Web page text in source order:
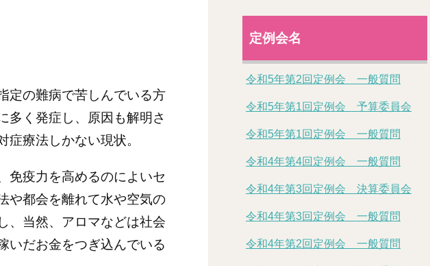
定の難病で苦しんでいる方
多く発症し、原因も解明さ
療法しかない現状。
免疫力を高めるのによいセ
や都会を離れて水や空気の
、当然、アロマなどは社会
いだお金をつぎ込んでいる
定例会名
令和5年第2回定例会 一般質問
令和5年第1回定例会 予算委員会
令和5年第1回定例会 一般質問
令和4年第4回定例会 一般質問
令和4年第3回定例会 決算委員会
令和4年第3回定例会 一般質問
令和4年第2回定例会 一般質問